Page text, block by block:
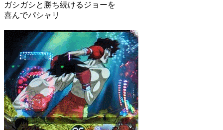
ガシガシと勝ち続けるジョーを
喜んでパシャリ